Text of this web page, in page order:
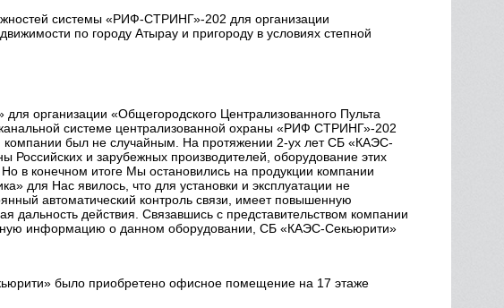
системы «РИФ-СТРИНГ»-202 для организации
по городу Атырау и пригороду в условиях степной
организации «Общегородского Централизованного Пульта
системе централизованной охраны «РИФ СТРИНГ»-202
был не случайным. На протяжении 2-ух лет СБ «КАЭС-
и зарубежных производителей, оборудование этих
в конечном итоге Мы остановились на продукции компании
для Нас явилось, что для установки и эксплуатации не
автоматический контроль связи, имеет повышенную
действия. Связавшись с представительством компании
информацию о данном оборудовании, СБ «КАЭС-Секьюрити»
было приобретено офисное помещение на 17 этаже